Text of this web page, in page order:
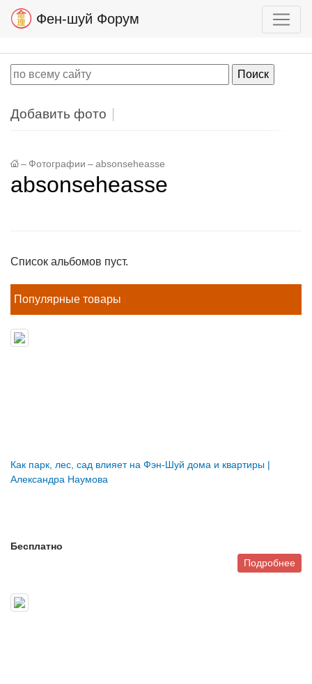
Фен-шуй Форум
Добавить фото
– Фотографии – absonseheasse
absonseheasse
Список альбомов пуст.
Популярные товары
Как парк, лес, сад влияет на Фэн-Шуй дома и квартиры |
Александра Наумова
Бесплатно
Подробнее